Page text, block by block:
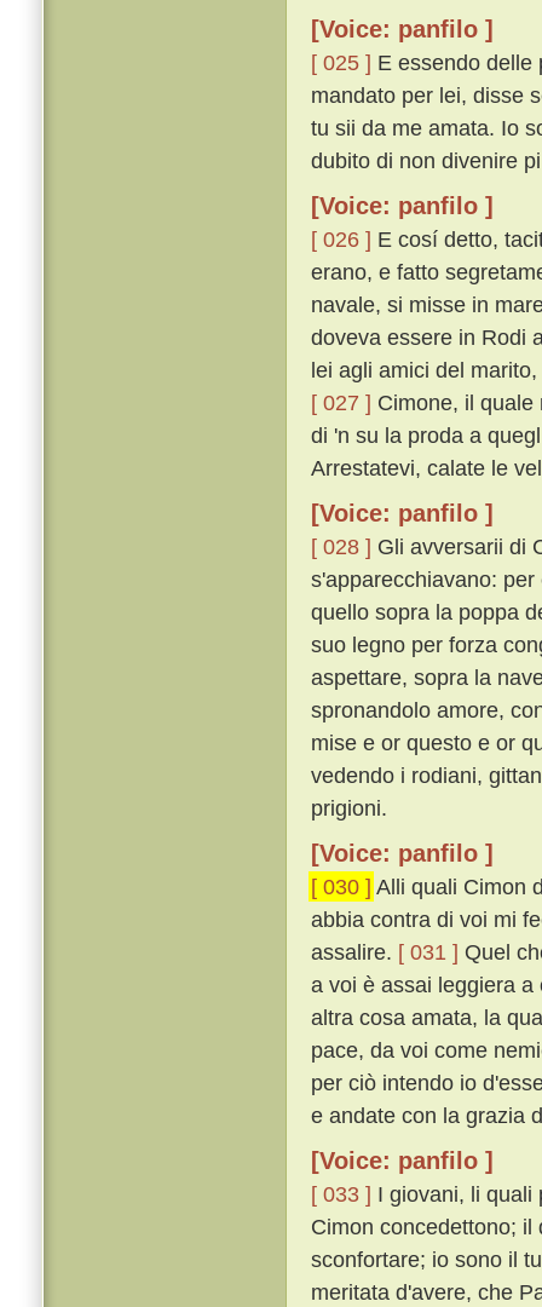
[Voice: panfilo ]
[ 025 ] E essendo delle
mandato per lei, disse
tu sii da me amata. Io
dubito di non divenire
[Voice: panfilo ]
[ 026 ] E cosí detto,
erano, e fatto
navale, si misse in
doveva essere in Rodi
lei agli amici del
[ 027 ] Cimone, il
di 'n su la proda a
Arrestatevi, calate le
[Voice: panfilo ]
[ 028 ] Gli avversarii di
s'apparecchiavano:
quello sopra la poppa
suo legno per forza
aspettare, sopra la
spronandolo amore,
mise e or questo e or
vedendo i rodiani,
prigioni.
[Voice: panfilo ]
[ 030 ] Alli quali Cimon
abbia contra di voi mi
assalire. [ 031 ] Quel
a voi è assai leggiera
altra cosa amata, la
pace, da voi come
per ciò intendo io
e andate con la grazia
[Voice: panfilo ]
[ 033 ] I giovani, li quali
Cimon concedettono; il
sconfortare; io sono il
meritata d'avere, che